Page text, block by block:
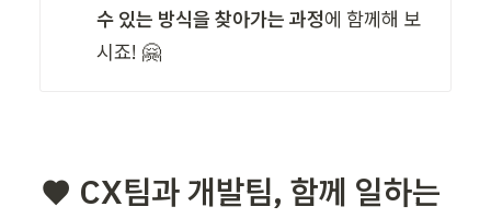
수 있는 방식을 찾아가는 과정에 함께해 보
시죠! 🤗
♥️ CX팀과 개발팀, 함께 일하는